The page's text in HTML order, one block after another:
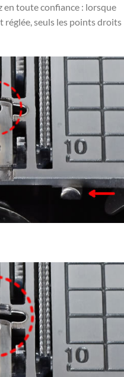
en toute confiance : lorsque
réglée, seuls les points droits